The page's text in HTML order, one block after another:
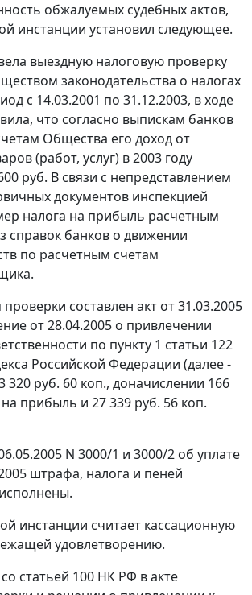
обжалуемых судебных актов,
инстанции установил следующее.
выездную налоговую проверку
законодательства о налогах
с 14.03.2001 по 31.12.2003, в ходе
что согласно выпискам банков
Общества его доход от
(работ, услуг) в 2003 году
руб. В связи с непредставлением
документов инспекцией
налога на прибыль расчетным
справок банков о движении
по расчетным счетам
составлен акт от 31.03.2005
от 28.04.2005 о привлечении
по пункту 1 статьи 122
Российской Федерации (далее -
320 руб. 60 коп., доначислении 166
прибыль и 27 339 руб. 56 коп.
N 3000/1 и 3000/2 об уплате
штрафа, налога и пеней
инстанции считает кассационную
удовлетворению.
статьей 100 НК РФ в акте